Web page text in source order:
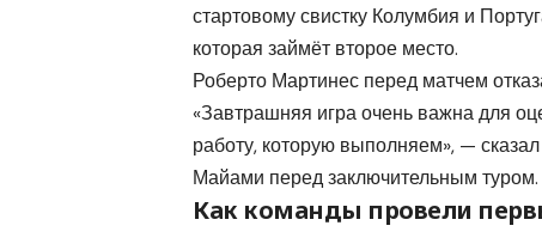
стартовому свистку Колумбия и
которая займёт второе место.
Роберто Мартинес перед матчем
«Завтрашняя игра очень важна для
работу, которую выполняем», —
Майами перед заключительным туром.
Как команды провели